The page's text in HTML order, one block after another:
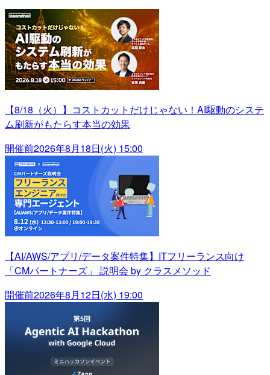
【8/18（火）】コストカットだけじゃない！AI駆動のシステ
ム刷新がもたらす本当の効果
開催前2026年8月18日(火) 15:00
【AI/AWS/アプリ/データ案件特集】ITフリーランス向け
「CMパートナーズ」 説明会 by クラスメソッド
開催前2026年8月12日(水) 19:00